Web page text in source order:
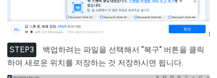
STEP3
백업하려는 파일을 선택해서 "복구" 버튼을 클릭
하여 새로운 위치를 저장하는 것 저장하시면 됩니다.